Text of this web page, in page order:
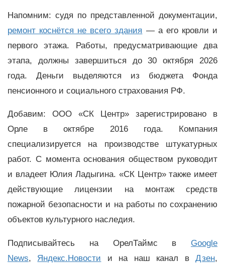
Напомним: судя по представленной документации,
ремонт коснётся не всего здания — а его кровли и
первого этажа. Работы, предусматривающие два
этапа, должны завершиться до 30 октября 2026
года. Деньги выделяются из бюджета Фонда
пенсионного и социального страхования РФ.
Добавим: ООО «СК Центр» зарегистрировано в
Орле в октябре 2016 года. Компания
специализируется на производстве штукатурных
работ. С момента основания обществом руководит
и владеет Юлия Ладыгина. «СК Центр» также имеет
действующие лицензии на монтаж средств
пожарной безопасности и на работы по сохранению
объектов культурного наследия.
Подписывайтесь на ОрелТаймс в Google
News, Яндекс.Новости и на наш канал вДзен,